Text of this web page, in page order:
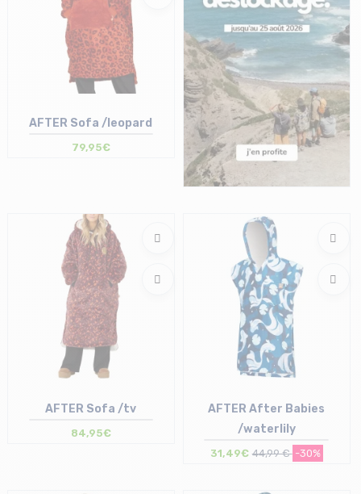
T.U
AFTER Sofa /leopard
79,95€
AFTER Sofa /tv
84,95€
AFTER After Babies
/waterlily
31,49€ 44,99 € -30%